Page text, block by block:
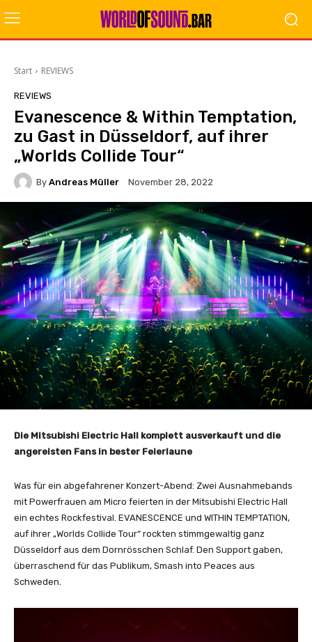
Start REVIEWS
REVIEWS
Evanescence & Within Temptation,
zu Gast in Düsseldorf, auf ihrer
„Worlds Collide Tour“
By Andreas Müller November 28, 2022
Die Mitsubishi Electric Hall komplett ausverkauft und die
angereisten Fans in bester Feierlaune
Was für ein abgefahrener Konzert-Abend: Zwei Ausnahmebands
mit Powerfrauen am Micro feierten in der Mitsubishi Electric Hall
ein echtes Rockfestival. EVANESCENCE und WITHIN TEMPTATION,
auf ihrer „Worlds Collide Tour“ rockten stimmgewaltig ganz
Düsseldorf aus dem Dornrösschen Schlaf. Den Support gaben,
überraschend für das Publikum, Smash into Peaces aus
Schweden.